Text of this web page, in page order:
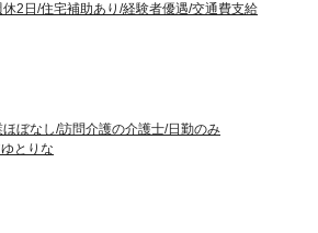
2日/住宅補助あり/経験者優遇/交通費支給
ぼなし/訪問介護の介護士/日勤のみ
とりな